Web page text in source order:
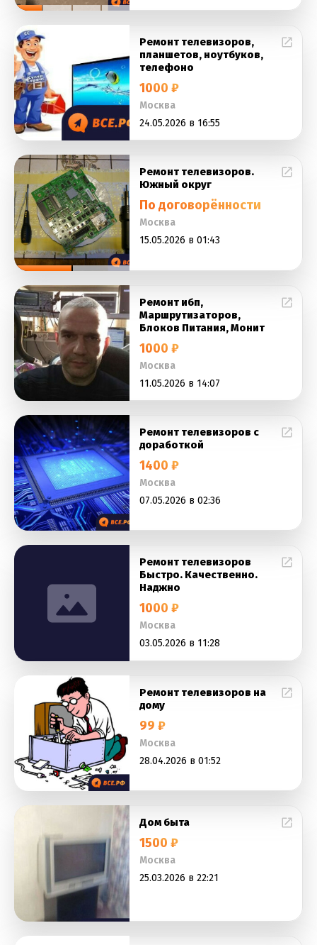
Ремонт телевизоров,
планшетов, ноутбуков,
телефоно
1000 ₽
Москва
24.05.2026 в 16:55
Ремонт телевизоров.
Южный округ
По договорённости
Москва
15.05.2026 в 01:43
Ремонт ибп,
Маршрутизаторов,
Блоков Питания, Монит
1000 ₽
Москва
11.05.2026 в 14:07
Ремонт телевизоров с
доработкой
1400 ₽
Москва
07.05.2026 в 02:36
Ремонт телевизоров
Быстро. Качественно.
Наджно
1000 ₽
Москва
03.05.2026 в 11:28
Ремонт телевизоров на
дому
99 ₽
Москва
28.04.2026 в 01:52
Дом быта
1500 ₽
Москва
25.03.2026 в 22:21